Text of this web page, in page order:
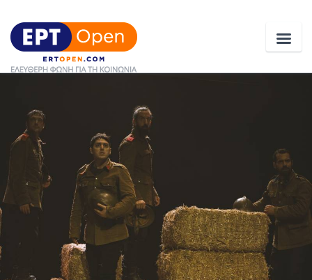
Ελλάδα
Κοινωνία
Πολιτική
Οικονομία
Αθλητικά